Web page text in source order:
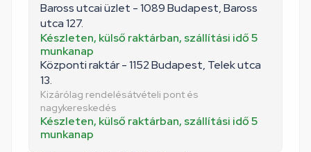
Baross utcai üzlet - 1089 Budapest, Baross
utca 127.
Készleten, külső raktárban, szállítási idő 5
munkanap
Központi raktár - 1152 Budapest, Telek utca
13.
Kizárólag rendelésátvételi pont és
nagykereskedés
Készleten, külső raktárban, szállítási idő 5
munkanap